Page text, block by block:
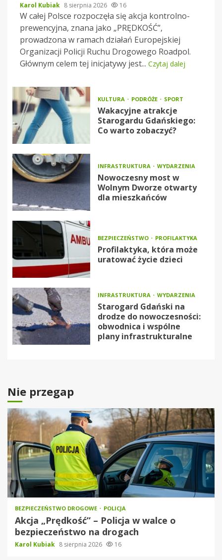
Karol Kubiak 8 sierpnia 2026 16
W całej Polsce rozpoczęła się akcja kontrolno-
prewencyjna, znana jako „PRĘDKOŚĆ”,
prowadzona w ramach działań Europejskiej
Organizacji Policji Ruchu Drogowego Roadpol.
Głównym celem tej inicjatywy jest... Czytaj dalej
KULTURA PODRÓŻE SPORT
Wakacyjne atrakcje
Starogardu Gdańskiego:
Co warto zobaczyć?
INFRASTRUKTURA WYDARZENIA
Nowoczesny most w
Wolnym Dworze otwarty
dla mieszkańców
BEZPIECZEŃSTWO PROFILAKTYKA
Profilaktyka, która może
uratować życie dzieci
INFRASTRUKTURA WYDARZENIA
Starogard Gdański na
drodze do nowoczesności:
obwodnica i wspólne
plany infrastrukturalne
Nie przegap
BEZPIECZEŃSTWO DROGOWE POLICJA
Akcja „Prędkość” – Policja w walce o
bezpieczeństwo na drogach
Karol Kubiak 8 sierpnia 2026 16